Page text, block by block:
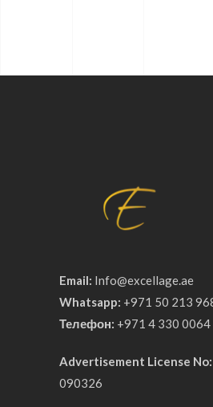
Email: Info@excellage.ae
Whatsapp: +971 50 213
Телефон: +971 4 330 0064
Advertisement License No:
090326